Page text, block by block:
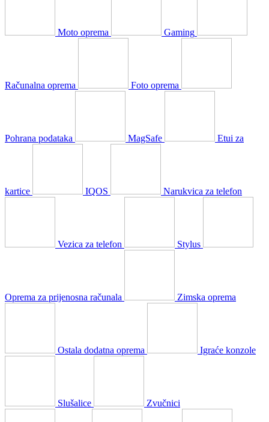
Moto oprema Gaming
Računalna oprema Foto oprema
Pohrana podataka MagSafe Etui za
kartice IQOS Narukvica za telefon
Vezica za telefon Stylus
Oprema za prijenosna računala Zimska oprema
Ostala dodatna oprema Igraće konzole
Slušalice Zvučnici